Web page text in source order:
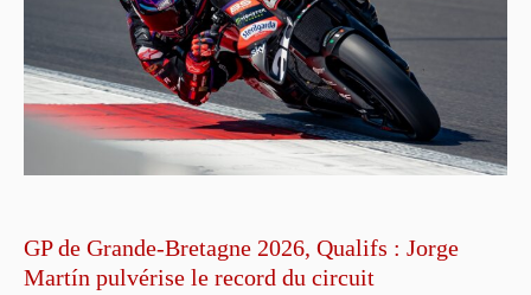
GP de Grande-Bretagne 2026, Qualifs : Jorge
Martín pulvérise le record du circuit